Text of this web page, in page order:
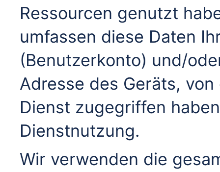
Ressourcen genutzt
umfassen diese Daten
(Benutzerkonto) und/
Adresse des Geräts,
Dienst zugegriffen
Dienstnutzung.
Wir verwenden die